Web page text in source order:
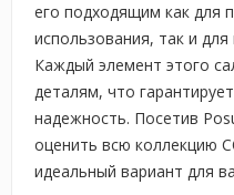
его подходящим как для
использования, так и
Каждый элемент этого
деталям, что
надежность. Посетив
оценить всю коллекцию
идеальный вариант для